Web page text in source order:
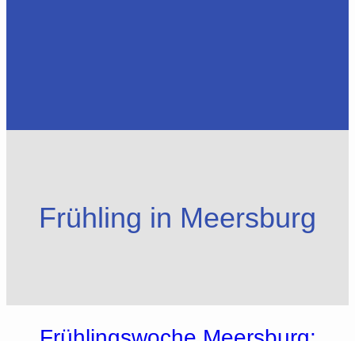
Frühling in Meersburg